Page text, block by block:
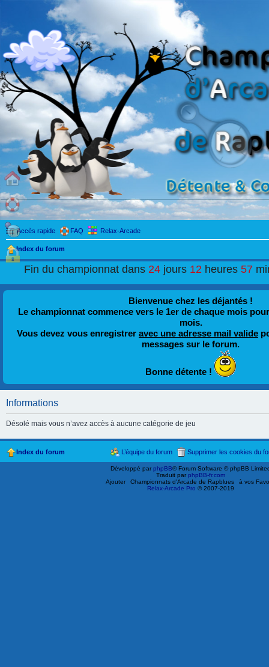
Accès rapide FAQ Relax-Arcade
Index du forum
Fin du championnat dans24 jours12 heures57
Bienvenue chez les déjantés !
Le championnat commence vers le 1er de chaque mois
mois.
Vous devez vous enregistrer avec une adresse mail valide
messages sur le forum.
Bonne détente !
Informations
Désolé mais vous n’avez accès à aucune catégorie de jeu
Index du forum Supprimer les cookies du
L’équipe du forum
Développé parphpBB® Forum Software © phpBB
Traduit parphpBB-fr.com
Ajouter
Championnats d'Arcade de Rapblues
à vos
Relax-Arcade Pro © 2007-2019